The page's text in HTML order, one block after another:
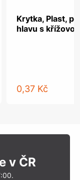
Krytka, Plast,
hlavu s
0,37 Kč
v ČR